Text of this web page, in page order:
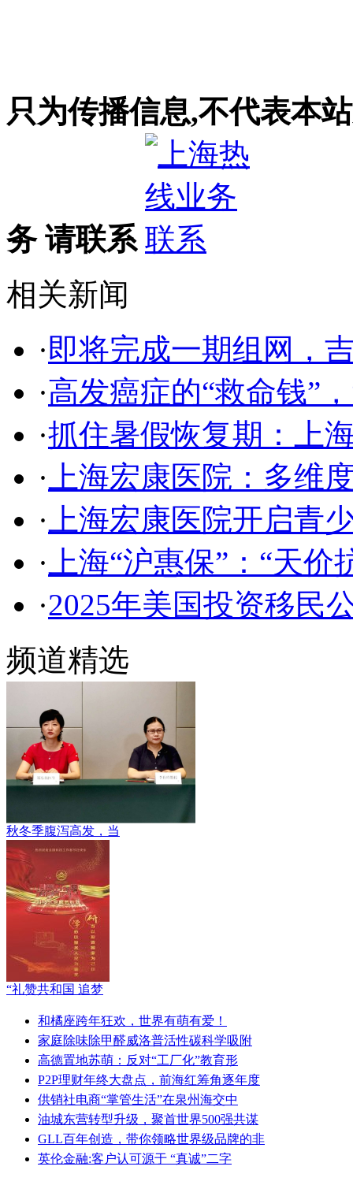
只为传播信息,不代表本
务 请联系
相关新闻
·即将完成一期组网，
·高发癌症的“救命钱”
·抓住暑假恢复期：上
· 上海宏康医院：多维
· 上海宏康医院开启青
· 上海“沪惠保”：“天
·2025年美国投资移民
频道精选
秋冬季腹泻高发，当
“礼赞共和国 追梦
和橘座跨年狂欢，世界有萌有爱！
家庭除味除甲醛威洛普活性碳科学吸附
高德置地苏萌：反对“工厂化”教育形
P2P理财年终大盘点，前海红筹角逐年度
供销社电商“掌管生活”在泉州海交中
油城东营转型升级，聚首世界500强共谋
GLL百年创造，带你领略世界级品牌的非
英伦金融:客户认可源于 “真诚”二字